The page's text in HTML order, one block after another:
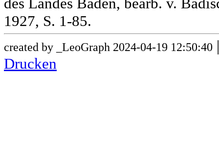
1927, S. 1-85.
created by _LeoGraph 2024-04-19 12:50:40
Drucken